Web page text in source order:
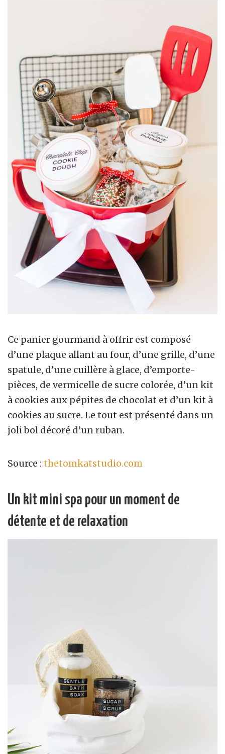
Ce panier gourmand à offrir est composé
d’une plaque allant au four, d’une grille, d’une
spatule, d’une cuillère à glace, d’emporte-
pièces, de vermicelle de sucre colorée, d’un kit
à cookies aux pépites de chocolat et d’un kit à
cookies au sucre. Le tout est présenté dans un
joli bol décoré d’un ruban.
Source : thetomkatstudio.com
Un kit mini spa pour un moment de
détente et de relaxation